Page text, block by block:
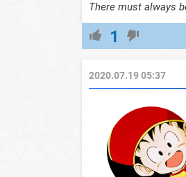
There must always
1
2020.07.19 05:37